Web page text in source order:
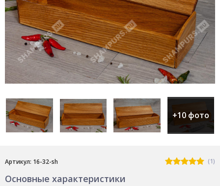
+10 фото
Артикул: 16-32-sh (1)
Основные характеристики